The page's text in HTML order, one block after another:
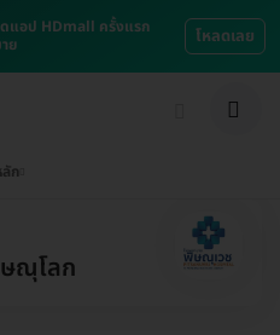
แอป HDmall ครั้งแรก
ย
โหลดเลย
ก
ณุโลก